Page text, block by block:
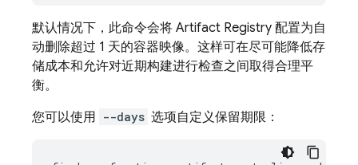
默认情况下，此命令会将 Artifact Registry 配置为自
动删除超过 1 天的容器映像。这样可在尽可能降低存
储成本和允许对近期构建进行检查之间取得合理平
衡。
您可以使用 --days 选项自定义保留期限：